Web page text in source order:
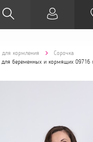
кормления
Сорочка
для беременных и кормящих 09716